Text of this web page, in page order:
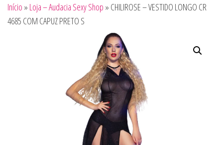
Início » Loja – Audacia Sexy Shop » CHILIROSE – VESTIDO LONGO CR
4685 COM CAPUZ PRETO S